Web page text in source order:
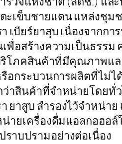
ข็บชายแดน แหล่งชุมช
บียร์ยาสูบ เนื่องจากก
อสร้างความเป็นธรร
โภคสินค้าที่มีคุณภาพแล
กระบวนการผลิตที่ไม่
าสินค้าที่จำหน่ายโดยทั่
าสูบ สำรองไว้จำหน่า
ยเครื่องดื่มแอลกอฮอ
าบปรามอย่างต่อเนื่อง